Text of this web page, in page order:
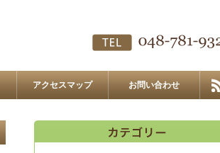
アクセスマップ お問い合わせ